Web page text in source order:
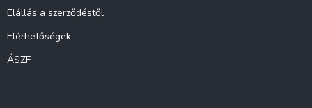
Elállás a szerződéstől
Elérhetőségek
ÁSZF